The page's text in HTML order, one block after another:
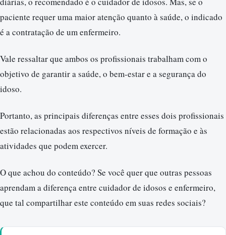
paciente requer uma maior atenção quanto à saúde, o indicado
é a contratação de um enfermeiro.
Vale ressaltar que ambos os profissionais trabalham com o
objetivo de garantir a saúde, o bem-estar e a segurança do
idoso.
Portanto, as principais diferenças entre esses dois profissionais
estão relacionadas aos respectivos níveis de formação e às
atividades que podem exercer.
O que achou do conteúdo? Se você quer que outras pessoas
aprendam a diferença entre cuidador de idosos e enfermeiro,
que tal compartilhar este conteúdo em suas redes sociais?